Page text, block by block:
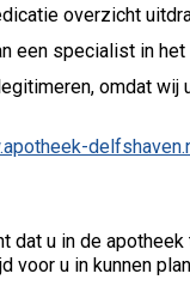
overzicht
een specialist in het
omdat
dat u in de
voor u in kunnen